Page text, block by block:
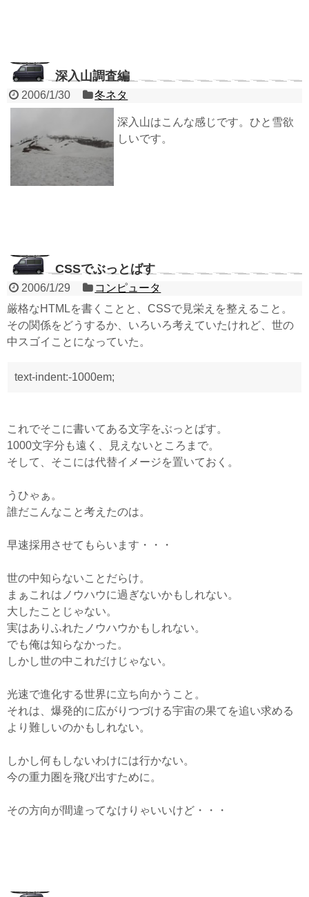
深入山調査編
2006/1/30 冬ネタ
深入山はこんな感じです。ひと雪欲
しいです。
CSSでぶっとばす
2006/1/29
コンピュータ
厳格なHTMLを書くことと、CSSで見栄えを整えること。
その関係をどうするか、いろいろ考えていたけれど、世の
中スゴイことになっていた。
text-indent:-1000em;
これでそこに書いてある文字をぶっとばす。
1000文字分も遠く、見えないところまで。
そして、そこには代替イメージを置いておく。
うひゃぁ。
誰だこんなこと考えたのは。
早速採用させてもらいます・・・
世の中知らないことだらけ。
まぁこれはノウハウに過ぎないかもしれない。
大したことじゃない。
実はありふれたノウハウかもしれない。
でも俺は知らなかった。
しかし世の中これだけじゃない。
光速で進化する世界に立ち向かうこと。
それは、爆発的に広がりつづける宇宙の果てを追い求める
より難しいのかもしれない。
しかし何もしないわけには行かない。
今の重力圏を飛び出すために。
その方向が間違ってなけりゃいいけど・・・